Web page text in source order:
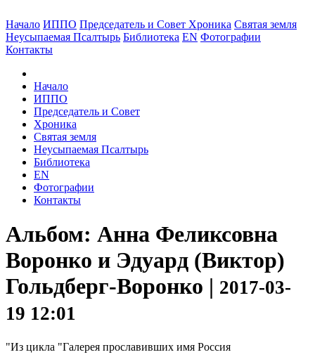
Начало ИППО Председатель и Совет Хроника Святая земля
Неусыпаемая Псалтырь Библиотека EN Фотографии
Контакты
Начало
ИППО
Председатель и Совет
Хроника
Святая земля
Неусыпаемая Псалтырь
Библиотека
EN
Фотографии
Контакты
Альбом: Анна Феликсовна
Воронко и Эдуард (Виктор)
Гольдберг-Воронко | 2017-03-
19 12:01
"Из цикла "Галерея прославивших имя Россия